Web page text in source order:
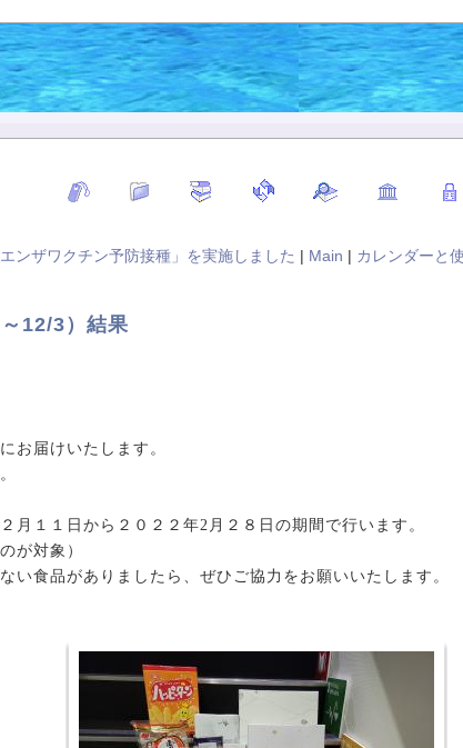
ンザワクチン予防接種」を実施しました | Main | カレンダーと
12/3）結果
お届けいたします。
月１１日から２０２２年2月２８日の期間で行います。
が対象）
い食品がありましたら、ぜひご協力をお願いいたします。